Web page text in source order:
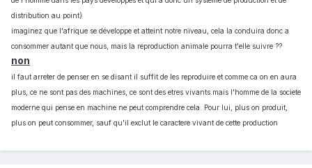
distribution au point)
imaginez que l'afrique se développe et atteint notre niveau, cela la conduira donc a
consommer autant que nous, mais la reproduction animale pourra t'elle suivre ??
non
il faut arreter de penser en se disant il suffit de les reproduire et comme ca on en aura
plus, ce ne sont pas des machines, ce sont des etres vivants mais l'homme de la societe
moderne qui pense en machine ne peut comprendre cela. Pour lui, plus on produit,
plus on peut consommer, sauf qu'il exclut le caractere vivant de cette production